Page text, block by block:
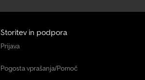
Storitev in podpora
Prijava
Pogosta vprašanja/Pomoč